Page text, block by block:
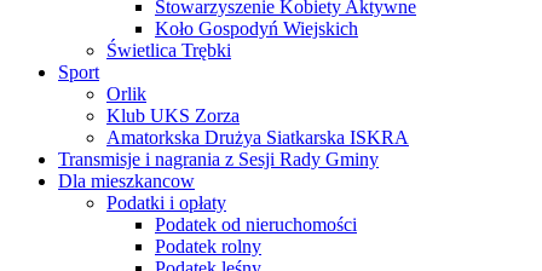
Stowarzyszenie Kobiety Aktywne
Koło Gospodyń Wiejskich
Świetlica Trębki
Sport
Orlik
Klub UKS Zorza
Amatorkska Drużya Siatkarska ISKRA
Transmisje i nagrania z Sesji Rady Gminy
Dla mieszkancow
Podatki i opłaty
Podatek od nieruchomości
Podatek rolny